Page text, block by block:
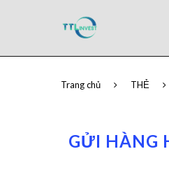
Trang chủ THẺ
GỬI HÀNG